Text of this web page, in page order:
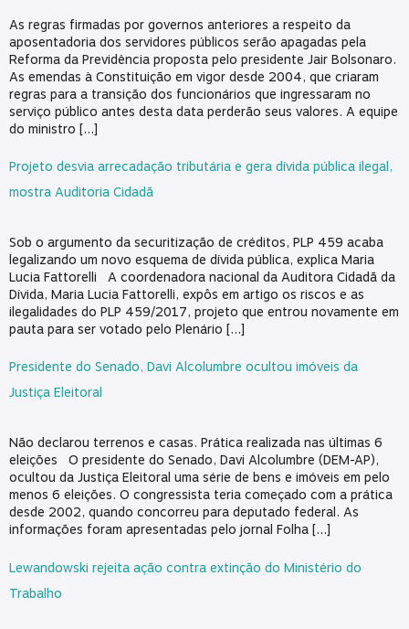
As regras firmadas por governos anteriores a respeito da
aposentadoria dos servidores públicos serão apagadas pela
Reforma da Previdência proposta pelo presidente Jair Bolsonaro.
As emendas à Constituição em vigor desde 2004, que criaram
regras para a transição dos funcionários que ingressaram no
serviço público antes desta data perderão seus valores. A equipe
do ministro […]
Projeto desvia arrecadação tributária e gera dívida pública ilegal,
mostra Auditoria Cidadã
Sob o argumento da securitização de créditos, PLP 459 acaba
legalizando um novo esquema de dívida pública, explica Maria
Lucia Fattorelli A coordenadora nacional da Auditora Cidadã da
Dívida, Maria Lucia Fattorelli, expôs em artigo os riscos e as
ilegalidades do PLP 459/2017, projeto que entrou novamente em
pauta para ser votado pelo Plenário […]
Presidente do Senado, Davi Alcolumbre ocultou imóveis da
Justiça Eleitoral
Não declarou terrenos e casas. Prática realizada nas últimas 6
eleições O presidente do Senado, Davi Alcolumbre (DEM-AP),
ocultou da Justiça Eleitoral uma série de bens e imóveis em pelo
menos 6 eleições. O congressista teria começado com a prática
desde 2002, quando concorreu para deputado federal. As
informações foram apresentadas pelo jornal Folha […]
Lewandowski rejeita ação contra extinção do Ministério do
Trabalho